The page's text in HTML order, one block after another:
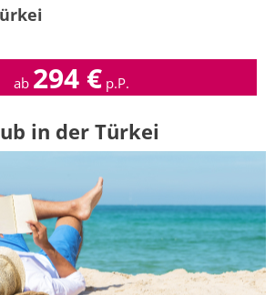
ab 294€ p.P.
in der Türkei